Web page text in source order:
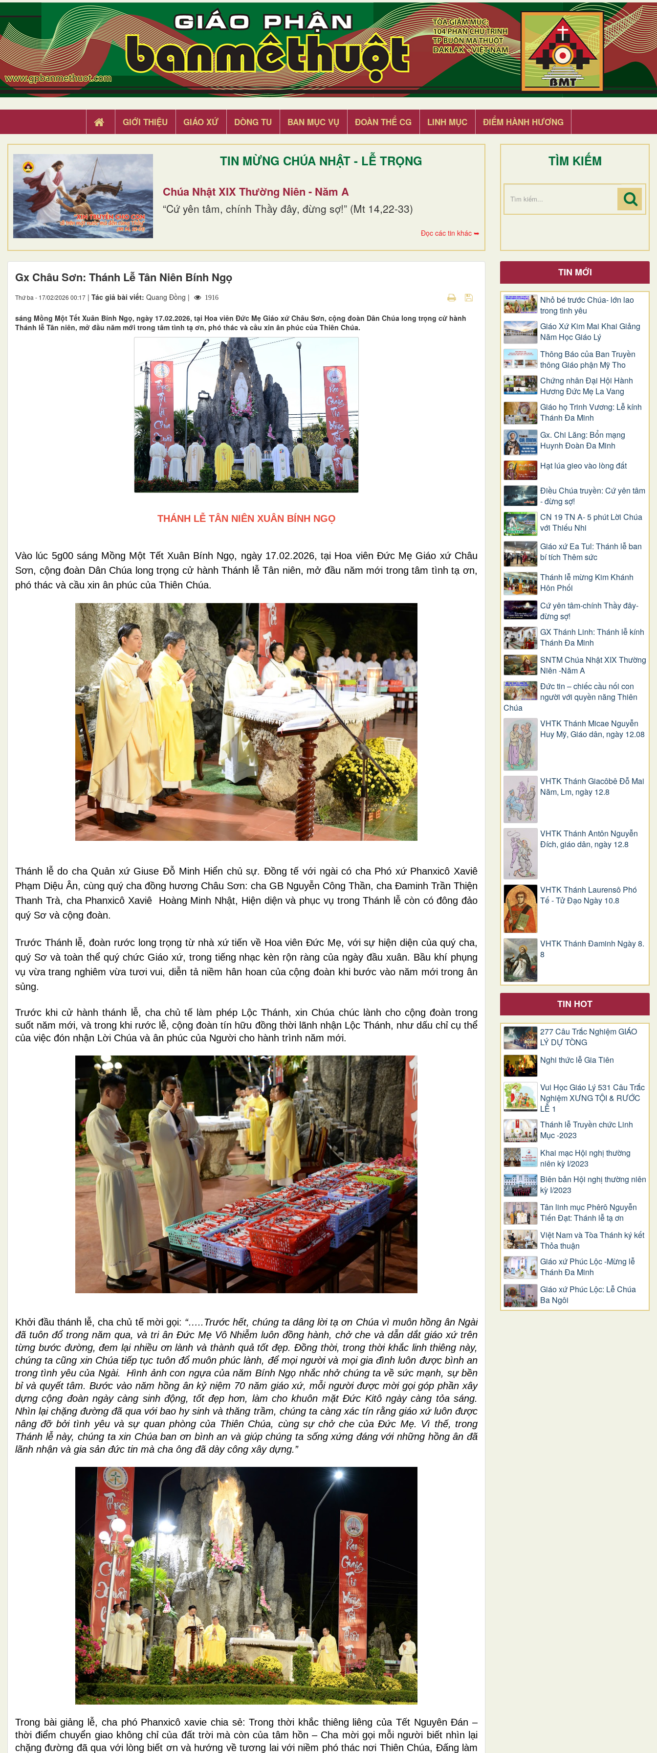
GIỚI THIỆU GIÁO XỨ DÒNG TU BAN MỤC VỤ ĐOÀN THỂ CG LINH MỤC ĐIỂM HÀNH HƯƠNG
TIN MỪNG CHÚA NHẬT - LỄ TRỌNG
Chúa Nhật XIX Thường Niên - Năm A
“Cứ yên tâm, chính Thầy đây, đừng sợ!” (Mt 14,22-33)
Đọc các tin khác ➥
TÌM KIẾM
Gx Châu Sơn: Thánh Lễ Tân Niên Bính Ngọ
Thứ ba - 17/02/2026 00:17 | Tác giả bài viết: Quang Đồng | 1916
sáng Mồng Một Tết Xuân Bính Ngọ, ngày 17.02.2026, tại Hoa viên Đức Mẹ Giáo xứ Châu Sơn, cộng đoàn Dân Chúa long trọng cử hành
Thánh lễ Tân niên, mở đầu năm mới trong tâm tình tạ ơn, phó thác và cầu xin ân phúc của Thiên Chúa.
THÁNH LỄ TÂN NIÊN XUÂN BÍNH NGỌ
Vào lúc 5g00 sáng Mồng Một Tết Xuân Bính Ngọ, ngày 17.02.2026, tại Hoa viên Đức Mẹ Giáo xứ Châu
Sơn, cộng đoàn Dân Chúa long trọng cử hành Thánh lễ Tân niên, mở đầu năm mới trong tâm tình tạ ơn,
phó thác và cầu xin ân phúc của Thiên Chúa.
Thánh lễ do cha Quản xứ Giuse Đỗ Minh Hiển chủ sự. Đồng tế với ngài có cha Phó xứ Phanxicô Xaviê
Phạm Diệu Ân, cùng quý cha đồng hương Châu Sơn: cha GB Nguyễn Công Thần, cha Đaminh Trần Thiện
Thanh Trà, cha Phanxicô Xaviê Hoàng Minh Nhật, Hiện diện và phục vụ trong Thánh lễ còn có đông đảo
quý Sơ và cộng đoàn.
Trước Thánh lễ, đoàn rước long trọng từ nhà xứ tiến về Hoa viên Đức Mẹ, với sự hiện diện của quý cha,
quý Sơ và toàn thể quý chức Giáo xứ, trong tiếng nhạc kèn rộn ràng của ngày đầu xuân. Bầu khí phụng
vụ vừa trang nghiêm vừa tươi vui, diễn tả niềm hân hoan của cộng đoàn khi bước vào năm mới trong ân
sủng.
Trước khi cử hành thánh lễ, cha chủ tế làm phép Lộc Thánh, xin Chúa chúc lành cho cộng đoàn trong
suốt năm mới, và trong khi rước lễ, cộng đoàn tín hữu đồng thời lãnh nhận Lộc Thánh, như dấu chỉ cụ thể
của việc đón nhận Lời Chúa và ân phúc của Người cho hành trình năm mới.
Khởi đầu thánh lễ, cha chủ tế mời gọi: “…..Trước hết, chúng ta dâng lời tạ ơn Chúa vì muôn hồng ân Ngài
đã tuôn đổ trong năm qua, và tri ân Đức Mẹ Vô Nhiễm luôn đồng hành, chở che và dẫn dắt giáo xứ trên
từng bước đường, đem lại nhiều ơn lành và thành quả tốt đẹp. Đồng thời, trong thời khắc linh thiêng này,
chúng ta cũng xin Chúa tiếp tục tuôn đổ muôn phúc lành, để mọi người và mọi gia đình luôn được bình an
trong tình yêu của Ngài. Hình ảnh con ngựa của năm Bính Ngọ nhắc nhở chúng ta về sức mạnh, sự bền
bỉ và quyết tâm. Bước vào năm hồng ân kỷ niệm 70 năm giáo xứ, mỗi người được mời gọi góp phần xây
dựng cộng đoàn ngày càng sinh động, tốt đẹp hơn, làm cho khuôn mặt Đức Kitô ngày càng tỏa sáng.
Nhìn lại chặng đường đã qua với bao hy sinh và thăng trầm, chúng ta càng xác tín rằng giáo xứ luôn được
nâng đỡ bởi tình yêu và sự quan phòng của Thiên Chúa, cùng sự chở che của Đức Mẹ. Vì thế, trong
Thánh lễ này, chúng ta xin Chúa ban ơn bình an và giúp chúng ta sống xứng đáng với những hồng ân đã
lãnh nhận và gia sản đức tin mà cha ông đã dày công xây dựng.”
Trong bài giảng lễ, cha phó Phanxicô xavie chia sẻ: Trong thời khắc thiêng liêng của Tết Nguyên Đán –
thời điểm chuyển giao không chỉ của đất trời mà còn của tâm hồn – Cha mời gọi mỗi người biết nhìn lại
chặng đường đã qua với lòng biết ơn và hướng về tương lai với niềm phó thác nơi Thiên Chúa, Đấng làm
TIN MỚI
Nhỏ bé trước Chúa- lớn lao
trong tình yêu
Giáo Xứ Kim Mai Khai Giảng
Năm Học Giáo Lý
Thông Báo của Ban Truyền
thông Giáo phận Mỹ Tho
Chứng nhân Đại Hội Hành
Hương Đức Mẹ La Vang
Giáo họ Trinh Vương: Lễ kính
Thánh Đa Minh
Gx. Chi Lăng: Bổn mạng
Huynh Đoàn Đa Minh
Hạt lúa gieo vào lòng đất
Điều Chúa truyền: Cứ yên tâm
- đừng sợ!
CN 19 TN A- 5 phút Lời Chúa
với Thiếu Nhi
Giáo xứ Ea Tul: Thánh lễ ban
bí tích Thêm sức
Thánh lễ mừng Kim Khánh
Hôn Phối
Cứ yên tâm-chính Thầy đây-
đừng sợ!
GX Thánh Linh: Thánh lễ kính
Thánh Đa Minh
SNTM Chúa Nhật XIX Thường
Niên -Năm A
Đức tin – chiếc cầu nối con
người với quyền năng Thiên
Chúa
VHTK Thánh Micae Nguyễn
Huy Mỹ, Giáo dân, ngày 12.08
VHTK Thánh Giacôbê Ðỗ Mai
Năm, Lm, ngày 12.8
VHTK Thánh Antôn Nguyễn
Ðích, giáo dân, ngày 12.8
VHTK Thánh Laurensô Phó
Tế - Tử Đạo Ngày 10.8
VHTK Thánh Đaminh Ngày 8.
8
TIN HOT
277 Câu Trắc Nghiệm GIÁO
LÝ DỰ TÒNG
Nghi thức lễ Gia Tiên
Vui Học Giáo Lý 531 Câu Trắc
Nghiệm XƯNG TỘI & RƯỚC
LỄ 1
Thánh lễ Truyền chức Linh
Mục -2023
Khai mạc Hội nghị thường
niên kỳ I/2023
Biên bản Hội nghị thường niên
kỳ I/2023
Tân linh mục Phêrô Nguyễn
Tiến Đạt: Thánh lễ tạ ơn
Việt Nam và Tòa Thánh ký kết
Thỏa thuận
Giáo xứ Phúc Lộc -Mừng lễ
Thánh Đa Minh
Giáo xứ Phúc Lộc: Lễ Chúa
Ba Ngôi